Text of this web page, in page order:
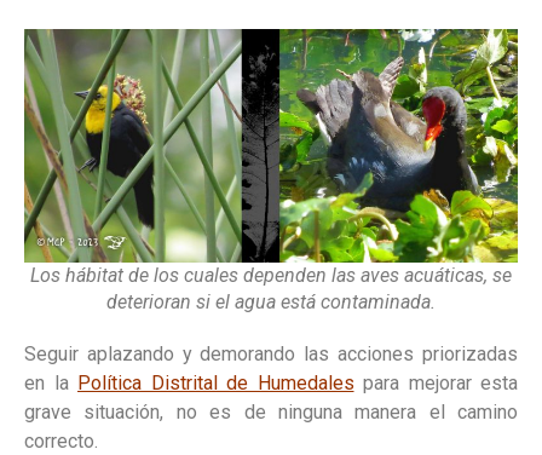
Los hábitat de los cuales dependen las aves acuáticas, se
deterioran si el agua está contaminada.
Seguir aplazando y demorando las acciones priorizadas
en la Política Distrital de Humedales para mejorar esta
grave situación, no es de ninguna manera el camino
correcto.